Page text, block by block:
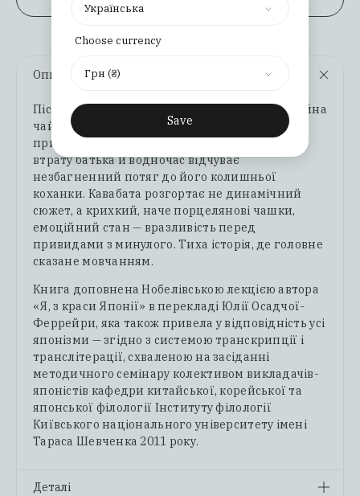
Опис
Післявоєнна Японія. Напозір легка й гармонійна
чайна церемонія приховує напругу між всіма
присутніми й оголює біль. Кікуджі проживає
втрату батька й водночас відчуває
незбагненний потяг до його колишньої
коханки. Кавабата розгортає не динамічний
сюжет, а крихкий, наче порцелянові чашки,
емоційний стан — вразливість перед
привидами з минулого. Тиха історія, де головне
сказане мовчанням.
Книга доповнена Нобелівською лекцією автора
«Я, з краси Японії» в перекладі Юлії Осадчої-
Феррейри, яка також привела у відповідність усі
японізми — згідно з системою транскрипції і
транслітерації, схваленою на засіданні
методичного семінару колективом викладачів-
японістів кафедри китайської, корейської та
японської філології Інституту філології
Київського національного університету імені
Тараса Шевченка 2011 року.
Деталі
Українська
Choose currency
Грн (₴)
Save